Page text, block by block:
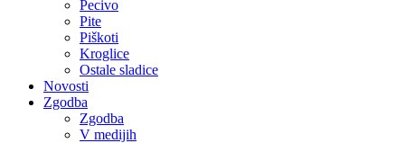
Pecivo
Pite
Piškoti
Kroglice
Ostale sladice
Novosti
Zgodba
Zgodba
V medijih